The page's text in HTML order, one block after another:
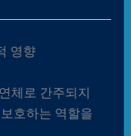
영향
체로 간주되지
호하는 역할을